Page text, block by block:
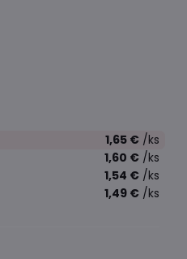
1,65 € /ks
1,60 € /ks
1,54 € /ks
1,49 € /ks